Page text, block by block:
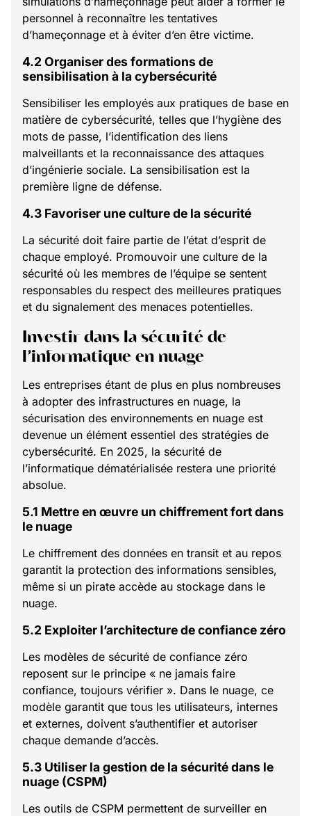
personnel à reconnaître les tentatives
d’hameçonnage et à éviter d’en être victime.
4.2 Organiser des formations de
sensibilisation à la cybersécurité
Sensibiliser les employés aux pratiques de base en
matière de cybersécurité, telles que l’hygiène des
mots de passe, l’identification des liens
malveillants et la reconnaissance des attaques
d’ingénierie sociale. La sensibilisation est la
première ligne de défense.
4.3 Favoriser une culture de la sécurité
La sécurité doit faire partie de l’état d’esprit de
chaque employé. Promouvoir une culture de la
sécurité où les membres de l’équipe se sentent
responsables du respect des meilleures pratiques
et du signalement des menaces potentielles.
Investir dans la sécurité de
l’informatique en nuage
Les entreprises étant de plus en plus nombreuses
à adopter des infrastructures en nuage, la
sécurisation des environnements en nuage est
devenue un élément essentiel des stratégies de
cybersécurité. En 2025, la sécurité de
l’informatique dématérialisée restera une priorité
absolue.
5.1 Mettre en œuvre un chiffrement fort dans
le nuage
Le chiffrement des données en transit et au repos
garantit la protection des informations sensibles,
même si un pirate accède au stockage dans le
nuage.
5.2 Exploiter l’architecture de confiance zéro
Les modèles de sécurité de confiance zéro
reposent sur le principe « ne jamais faire
confiance, toujours vérifier ». Dans le nuage, ce
modèle garantit que tous les utilisateurs, internes
et externes, doivent s’authentifier et autoriser
chaque demande d’accès.
5.3 Utiliser la gestion de la sécurité dans le
nuage (CSPM)
Les outils de CSPM permettent de surveiller en